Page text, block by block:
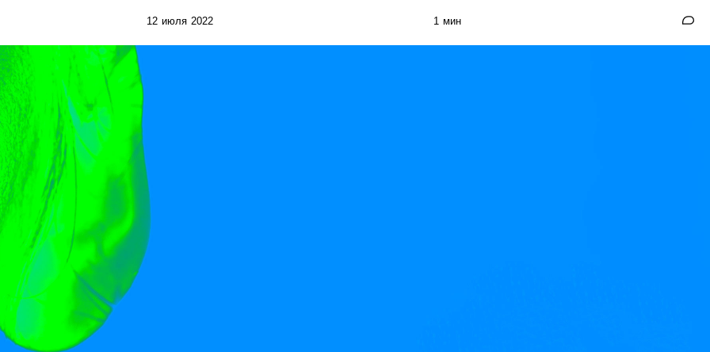
12 июля 2022 1 мин